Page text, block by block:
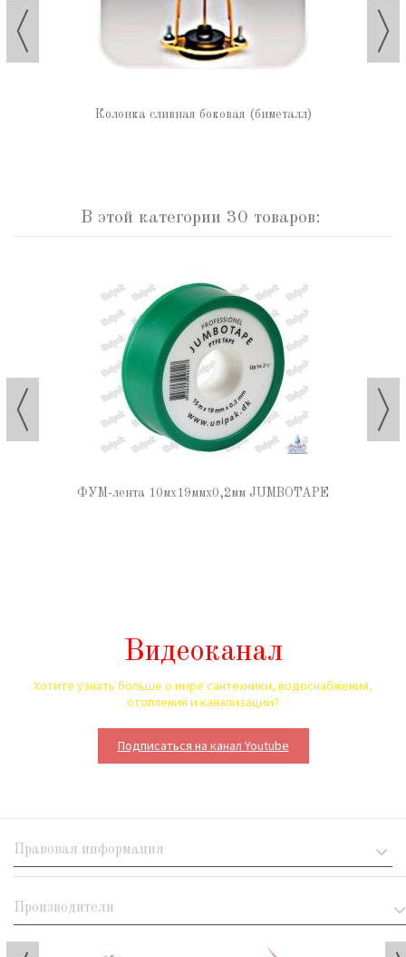
Колонка сливная боковая (биметалл)
В этой категории 30 товаров:
ФУМ-лента 10мх19ммх0,2мм JUMBOTAPE
Видеоканал
Хотите узнать больше о мире сантехники, водоснабжения,
отопления и канализации?
Подписаться на канал Youtube
Правовая информация
Производители